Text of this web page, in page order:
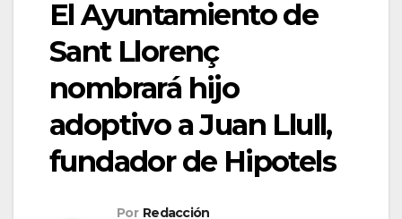
El Ayuntamiento de
Sant Llorenç
nombrará hijo
adoptivo a Juan Llull,
fundador de Hipotels
Por Redacción